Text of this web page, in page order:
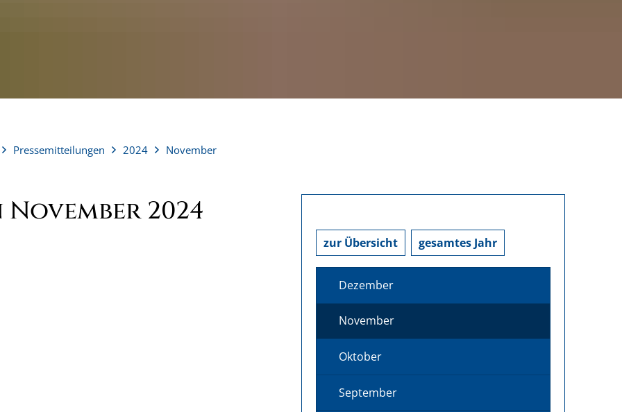
Pressemitteilungen 2024 November
2024
zur Übersicht gesamtes Jahr
Dezember
November
Oktober
September